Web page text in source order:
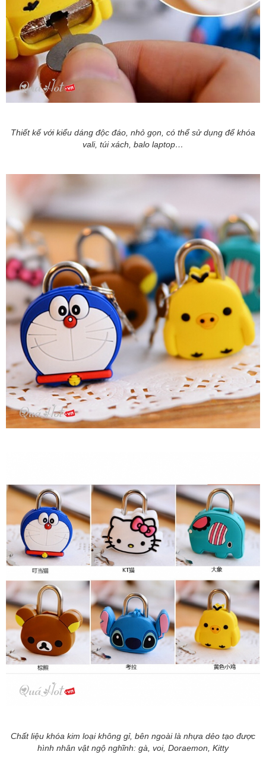
Thiết kế với kiểu dáng độc đáo, nhỏ gọn, có thể sử dụng để khóa
vali, túi xách, balo laptop…
Chất liệu khóa kim loại không gỉ, bên ngoài là nhựa dẻo tạo được
hình nhân vật ngộ nghĩnh: gà, voi, Doraemon, Kitty